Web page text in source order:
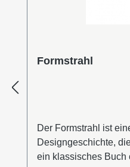
Formstrahl
Der Formstrahl ist
Designgeschichte,
ein klassisches Buch